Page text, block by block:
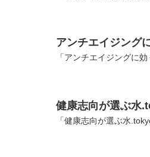
アンチエイジング
「アンチエイジングに
健康志向が選ぶ水
「健康志向が選ぶ水